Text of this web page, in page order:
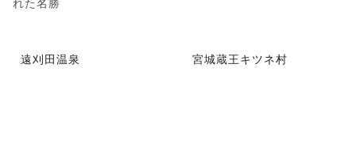
遠刈田温泉 宮城蔵王キツネ村